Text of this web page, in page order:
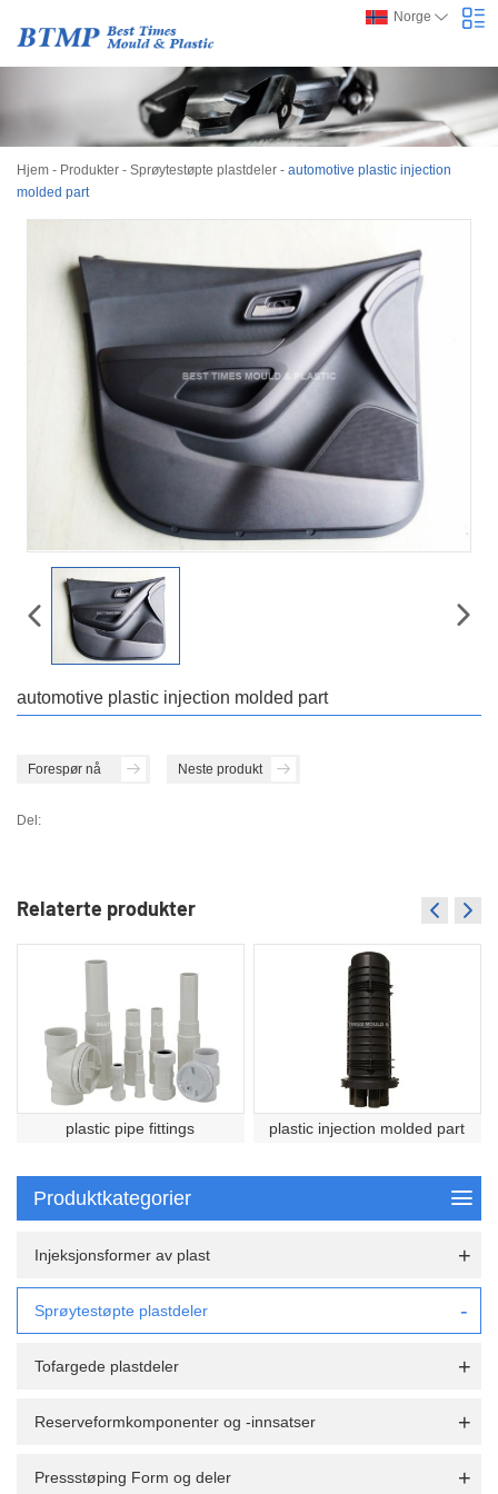
Norge
Hjem - Produkter - Sprøytestøpte plastdeler - automotive plastic injection
molded part
automotive plastic injection molded part
Forespør nå Neste produkt
Del:
Relaterte produkter
plastic pipe fittings plastic injection molded part
Produktkategorier
Injeksjonsformer av plast
Sprøytestøpte plastdeler
Tofargede plastdeler
Reserveformkomponenter og -innsatser
Pressstøping Form og deler